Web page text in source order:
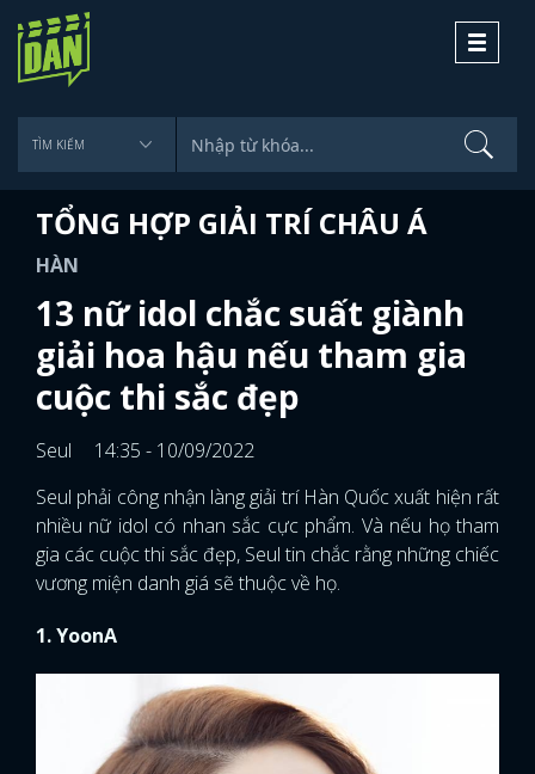
Toggle
TỔNG HỢP GIẢI TRÍ CHÂU Á
HÀN
13 nữ idol chắc suất giành
giải hoa hậu nếu tham gia
cuộc thi sắc đẹp
Seul
14:35 - 10/09/2022
Seul phải công nhận làng giải trí Hàn Quốc xuất hiện rất
nhiều nữ idol có nhan sắc cực phẩm. Và nếu họ tham
gia các cuộc thi sắc đẹp, Seul tin chắc rằng những chiếc
vương miện danh giá sẽ thuộc về họ.
1. YoonA